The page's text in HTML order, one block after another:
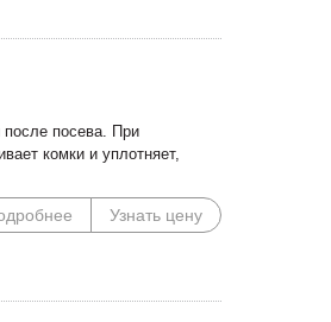
посева. При
комки и уплотняет,
Узнать цену